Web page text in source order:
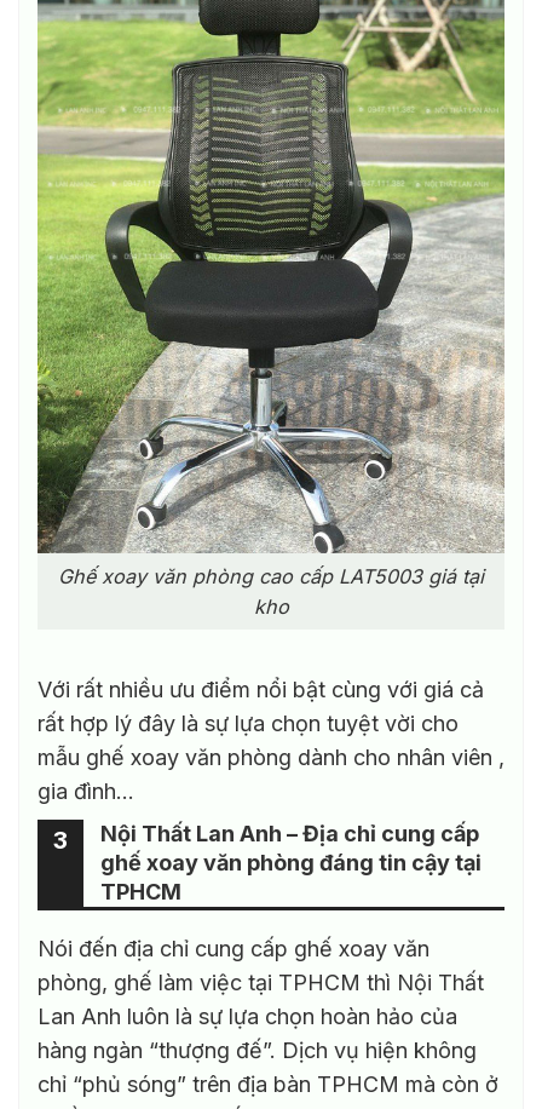
Ghế xoay văn phòng cao cấp LAT5003 giá tại
kho
Với rất nhiều ưu điểm nổi bật cùng với giá cả
rất hợp lý đây là sự lựa chọn tuyệt vời cho
mẫu ghế xoay văn phòng dành cho nhân viên ,
gia đình…
Nội Thất Lan Anh – Địa chỉ cung cấp
ghế xoay văn phòng đáng tin cậy tại
TPHCM
3
Nói đến địa chỉ cung cấp ghế xoay văn
phòng, ghế làm việc tại TPHCM thì Nội Thất
Lan Anh luôn là sự lựa chọn hoàn hảo của
hàng ngàn “thượng đế”. Dịch vụ hiện không
chỉ “phủ sóng” trên địa bàn TPHCM mà còn ở